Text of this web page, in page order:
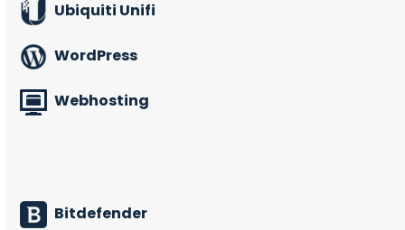
Ubiquiti Unifi
WordPress
Webhosting
Bitdefender